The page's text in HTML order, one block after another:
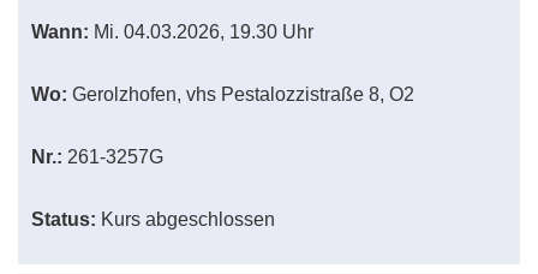
Wann: Mi. 04.03.2026, 19.30 Uhr
Wo: Gerolzhofen, vhs Pestalozzistraße 8, O2
Nr.: 261-3257G
Status: Kurs abgeschlossen